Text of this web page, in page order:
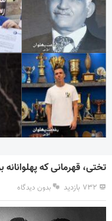
تختی، قهرمانی که
۷۳۲ بازدید بدون دیدگاه